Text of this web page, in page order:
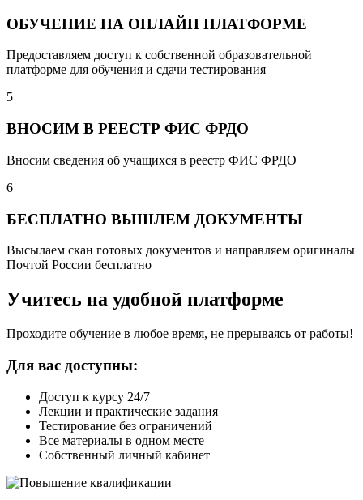
ОБУЧЕНИЕ НА ОНЛАЙН ПЛАТФОРМЕ
Предоставляем доступ к собственной образовательной
платформе для обучения и сдачи тестирования
5
ВНОСИМ В РЕЕСТР ФИС ФРДО
Вносим сведения об учащихся в реестр ФИС ФРДО
6
БЕСПЛАТНО ВЫШЛЕМ ДОКУМЕНТЫ
Высылаем скан готовых документов и направляем оригиналы
Почтой России бесплатно
Учитесь на удобной платформе
Проходите обучение в любое время, не прерываясь от работы!
Для вас доступны:
Доступ к курсу 24/7
Лекции и практические задания
Тестирование без ограничений
Все материалы в одном месте
Собственный личный кабинет